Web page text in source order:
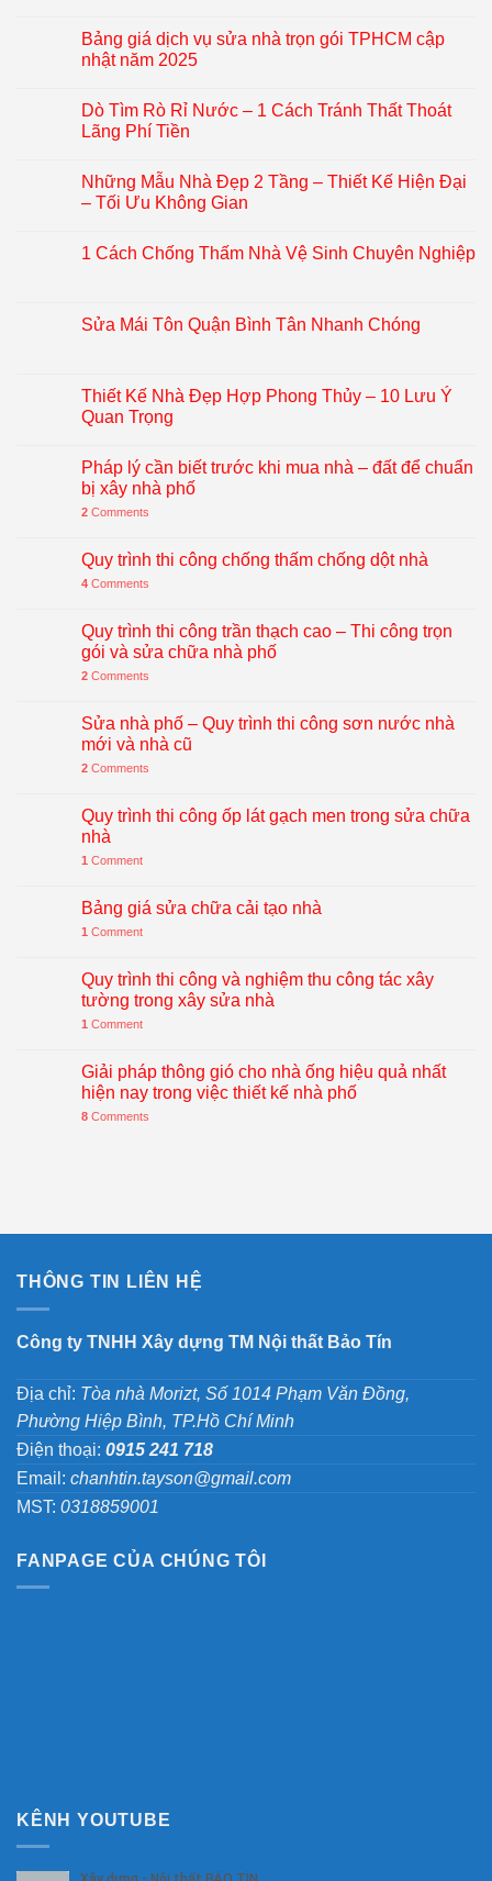
Bảng giá dịch vụ sửa nhà trọn gói TPHCM cập
nhật năm 2025
Dò Tìm Rò Rỉ Nước – 1 Cách Tránh Thất Thoát
Lãng Phí Tiền
Những Mẫu Nhà Đẹp 2 Tầng – Thiết Kế Hiện Đại
– Tối Ưu Không Gian
1 Cách Chống Thấm Nhà Vệ Sinh Chuyên Nghiệp
Sửa Mái Tôn Quận Bình Tân Nhanh Chóng
Thiết Kế Nhà Đẹp Hợp Phong Thủy – 10 Lưu Ý
Quan Trọng
Pháp lý cần biết trước khi mua nhà – đất để chuẩn
bị xây nhà phố
2 Comments
Quy trình thi công chống thấm chống dột nhà
4 Comments
Quy trình thi công trần thạch cao – Thi công trọn
gói và sửa chữa nhà phố
2 Comments
Sửa nhà phố – Quy trình thi công sơn nước nhà
mới và nhà cũ
2 Comments
Quy trình thi công ốp lát gạch men trong sửa chữa
nhà
1 Comment
Bảng giá sửa chữa cải tạo nhà
1 Comment
Quy trình thi công và nghiệm thu công tác xây
tường trong xây sửa nhà
1 Comment
Giải pháp thông gió cho nhà ống hiệu quả nhất
hiện nay trong việc thiết kế nhà phố
8 Comments
THÔNG TIN LIÊN HỆ
Công ty TNHH Xây dựng TM Nội thất Bảo Tín
Địa chỉ: Tòa nhà Morizt, Số 1014 Phạm Văn Đồng,
Phường Hiệp Bình, TP.Hồ Chí Minh
Điện thoại: 0915 241 718
Email: chanhtin.tayson@gmail.com
MST: 0318859001
FANPAGE CỦA CHÚNG TÔI
KÊNH YOUTUBE